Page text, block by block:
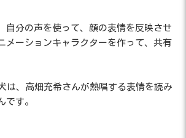
自分の声を使って、顔の表情を反映させ
メーションキャラクターを作って、共有
は、高畑充希さんが熱唱する表情を読み
です。